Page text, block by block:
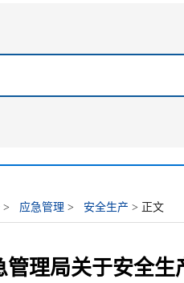
> 应急管理 > 安全生产 > 正文
管理局关于安全生